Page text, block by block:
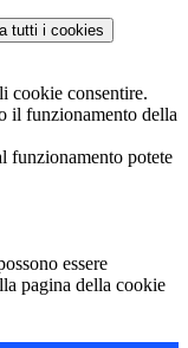
tutti i cookies
cookie consentire.
il funzionamento della
funzionamento potete
essere
pagina della cookie